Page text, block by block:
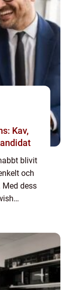
Kav,
blivit
och
dess